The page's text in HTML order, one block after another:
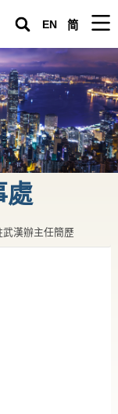
EN 简
處
武漢辦主任簡歷